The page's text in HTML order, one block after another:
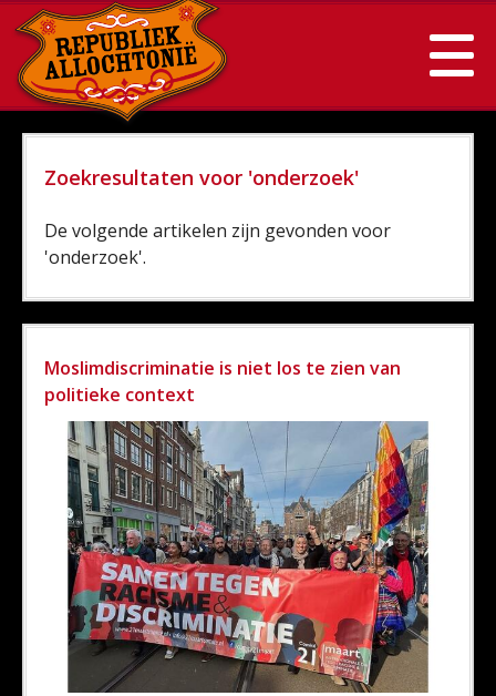
Zoekresultaten voor 'onderzoek'
De volgende artikelen zijn gevonden voor
'onderzoek'.
Moslimdiscriminatie is niet los te zien van
politieke context